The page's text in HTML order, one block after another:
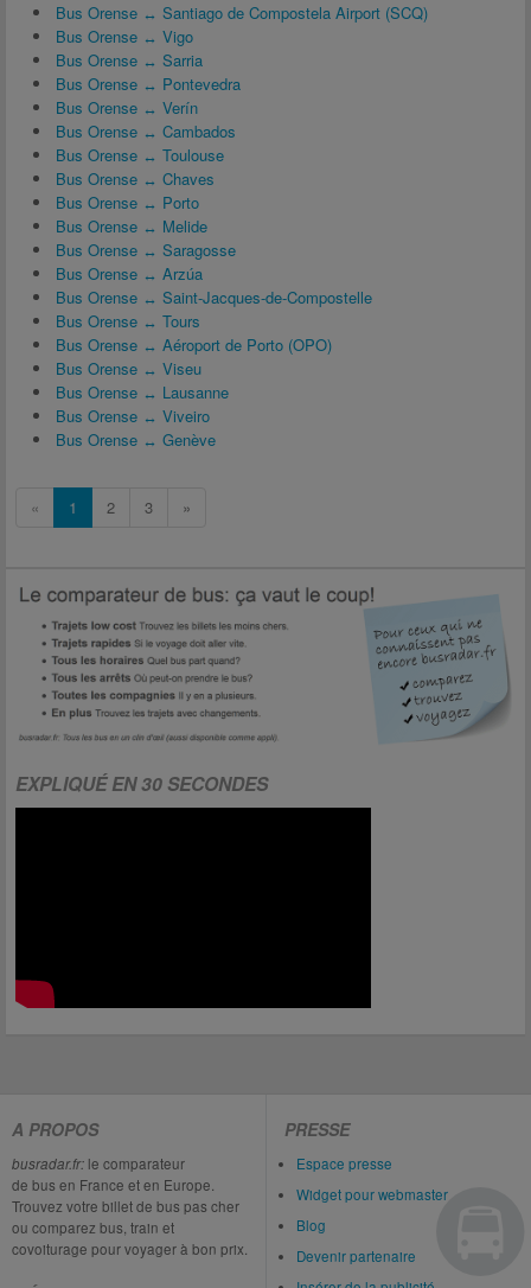
Bus Orense ↔ Santiago de Compostela Airport (SCQ)
Bus Orense ↔ Vigo
Bus Orense ↔ Sarria
Bus Orense ↔ Pontevedra
Bus Orense ↔ Verín
Bus Orense ↔ Cambados
Bus Orense ↔ Toulouse
Bus Orense ↔ Chaves
Bus Orense ↔ Porto
Bus Orense ↔ Melide
Bus Orense ↔ Saragosse
Bus Orense ↔ Arzúa
Bus Orense ↔ Saint-Jacques-de-Compostelle
Bus Orense ↔ Tours
Bus Orense ↔ Aéroport de Porto (OPO)
Bus Orense ↔ Viseu
Bus Orense ↔ Lausanne
Bus Orense ↔ Viveiro
Bus Orense ↔ Genève
« 1 2 3 »
EXPLIQUÉ EN 30 SECONDES
A PROPOS
busradar.fr: le comparateur
de bus en France et en Europe.
Trouvez votre billet de bus pas cher
ou comparez bus, train et
covoiturage pour voyager à bon prix.
PRESSE
Espace presse
Widget pour webmaster
Blog
Devenir partenaire